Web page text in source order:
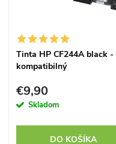
e
p
s
p
Tinta HP CF244A black -
kompatibilný
€9,90
Skladom
DO KOŠÍKA